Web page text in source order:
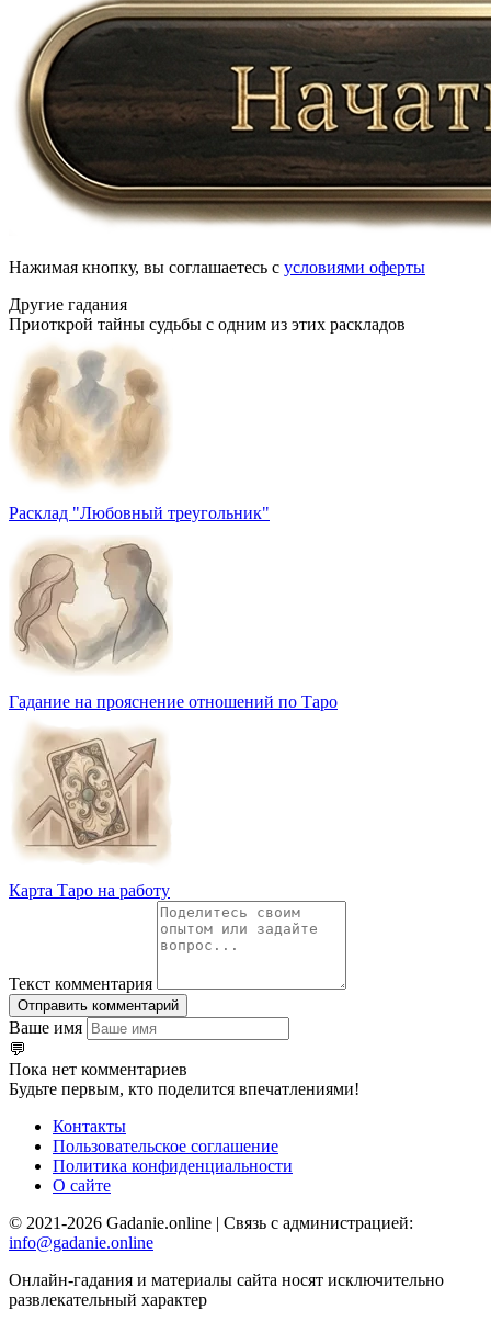
Нажимая кнопку, вы соглашаетесь с условиями оферты
Другие гадания
Приоткрой тайны судьбы с одним из этих раскладов
Расклад "Любовный треугольник"
Гадание на прояснение отношений по Таро
Карта Таро на работу
Текст комментария
Отправить комментарий
Ваше имя
💬
Пока нет комментариев
Будьте первым, кто поделится впечатлениями!
Контакты
Пользовательское соглашение
Политика конфиденциальности
О сайте
© 2021-2026 Gadanie.online | Связь с администрацией:
info@gadanie.online
Онлайн-гадания и материалы сайта носят исключительно
развлекательный характер